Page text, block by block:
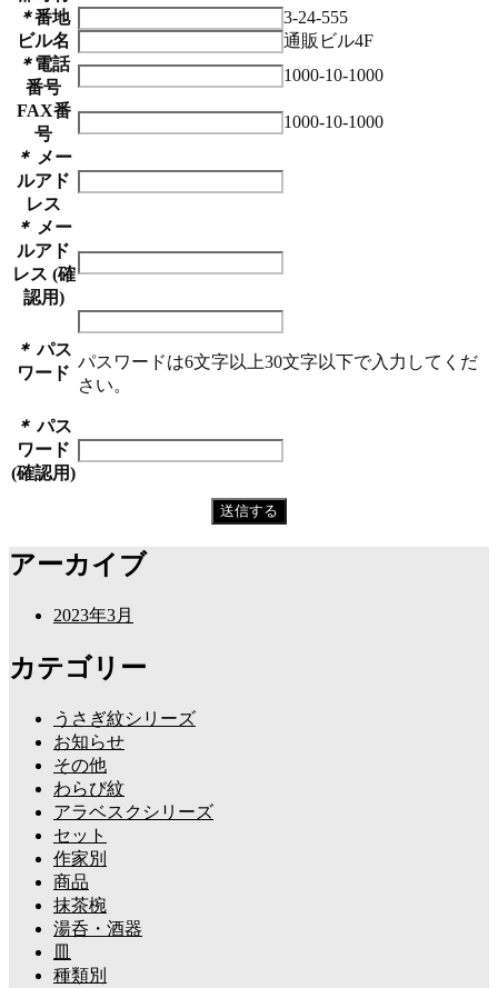
＊番地
3-24-555
ビル名
通販ビル4F
＊電話
番号
1000-10-1000
FAX番
号
1000-10-1000
＊ メー
ルアド
レス
＊ メー
ルアド
レス (確
認用)
＊ パス
ワード
パスワードは6文字以上30文字以下で入力してくだ
さい。
＊ パス
ワード
(確認用)
アーカイブ
2023年3月
カテゴリー
うさぎ紋シリーズ
お知らせ
その他
わらび紋
アラベスクシリーズ
セット
作家別
商品
抹茶椀
湯呑・酒器
皿
種類別